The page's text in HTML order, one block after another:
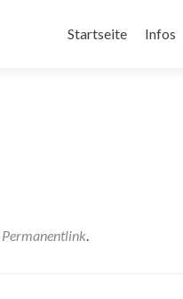
Inhalt
Startseite Infos
Permanentlink.